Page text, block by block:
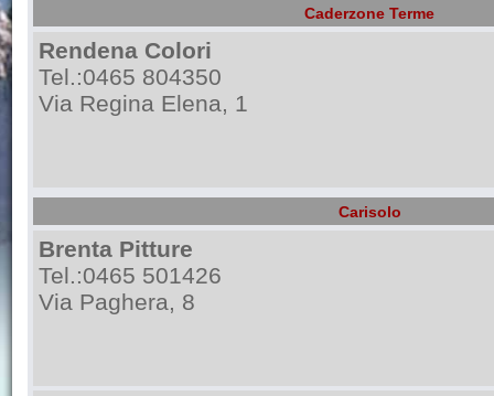
Caderzone Terme
Rendena Colori
Tel.:0465 804350
Via Regina Elena, 1
Carisolo
Brenta Pitture
Tel.:0465 501426
Via Paghera, 8